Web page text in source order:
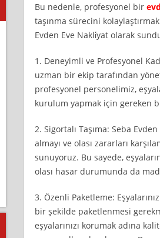
Bu nedenle, profesyonel bir
taşınma sürecini
Evden Eve Nakli̇yat olarak
1. Deneyimli ve Profesyonel
uzman bir ekip tarafından
profesyonel personelimiz,
kurulum yapmak için gereken
2. Sigortalı Taşıma: Seba
almayı ve olası zararları
sunuyoruz. Bu sayede,
olası hasar durumunda da
3. Özenli Paketleme:
bir şekilde paketlenmesi
eşyalarınızı korumak adına